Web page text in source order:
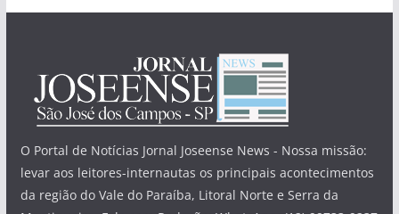
O Portal de Notícias Jornal Joseense News - Nossa missão:
levar aos leitores-internautas os principais acontecimentos
da região do Vale do Paraíba, Litoral Norte e Serra da